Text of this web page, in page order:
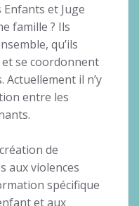
Enfants et Juge
famille ? Ils
qu’ils
se coordonnent
Actuellement il n’y
entre les
de
aux violences
spécifique
et aux